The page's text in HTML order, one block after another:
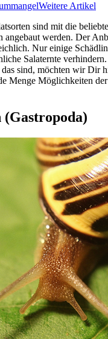
Weitere Artikel
sind mit die
angebaut werden. Der
Nur einige
Salaternte
sind, möchten wir Dir
Menge Möglichkeiten
(Gastropoda)